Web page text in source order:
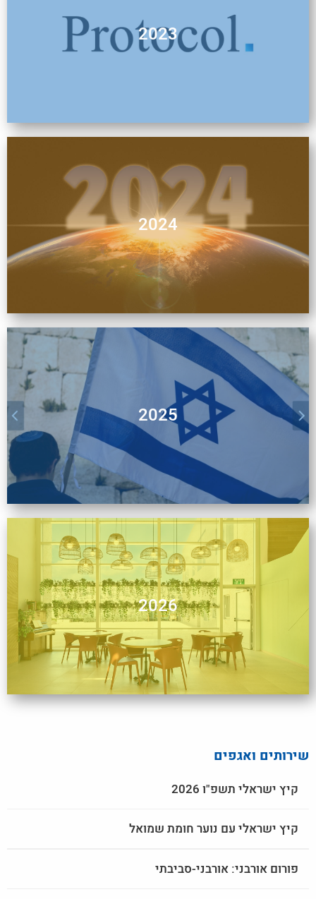
2023
2024
2025
2026
שירותים ואגפים
קיץ ישראלי תשפ"ו 2026
קיץ ישראלי עם נוער חומת שמואל
פורום אורבני: אורבני-סביבתי